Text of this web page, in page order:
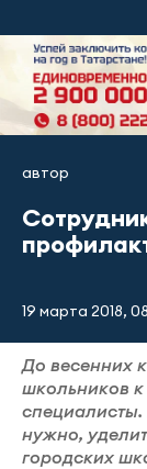
автор
19 марта 2018,
До весенних
школьников к
нужно,
городских